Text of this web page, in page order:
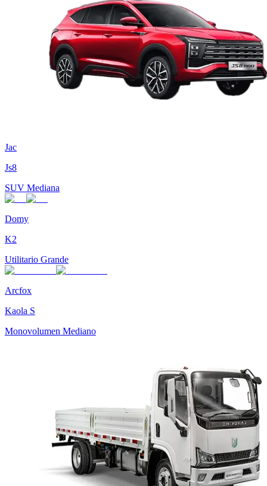
Jac
Js8
SUV Mediana
Domy
K2
Utilitario Grande
Arcfox
Kaola S
Monovolumen Mediano